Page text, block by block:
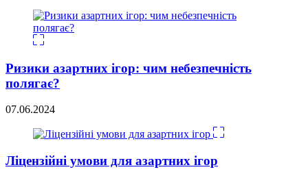
Ризики азартних ігор: чим небезпечність
полягає?
07.06.2024
Ліцензійні умови для азартних ігор